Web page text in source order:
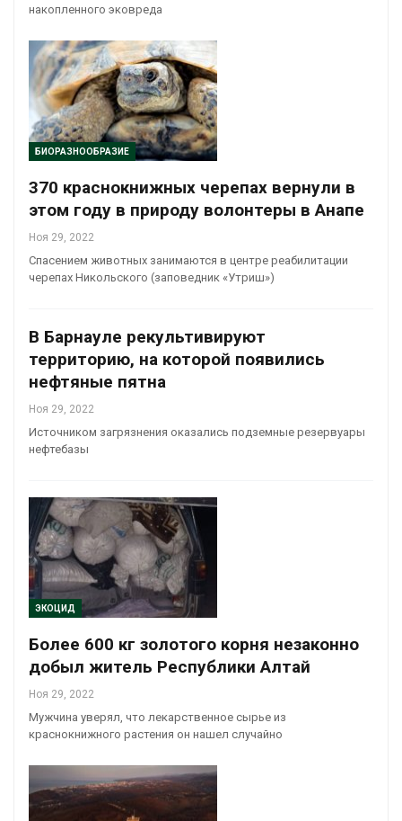
накопленного эковреда
БИОРАЗНООБРАЗИЕ
370 краснокнижных черепах вернули в
этом году в природу волонтеры в Анапе
Ноя 29, 2022
Спасением животных занимаются в центре реабилитации
черепах Никольского (заповедник «Утриш»)
В Барнауле рекультивируют
территорию, на которой появились
нефтяные пятна
Ноя 29, 2022
Источником загрязнения оказались подземные резервуары
нефтебазы
ЭКОЦИД
Более 600 кг золотого корня незаконно
добыл житель Республики Алтай
Ноя 29, 2022
Мужчина уверял, что лекарственное сырье из
краснокнижного растения он нашел случайно